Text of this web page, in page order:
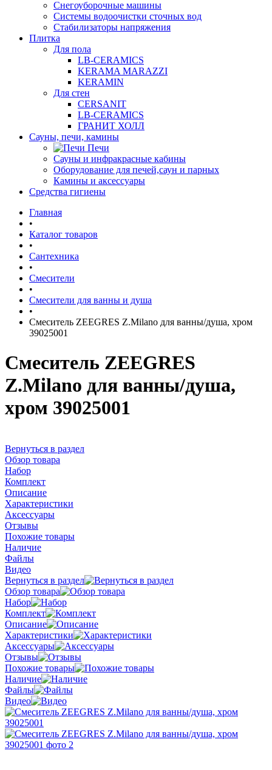
Снегоуборочные машины
Системы водоочистки сточных вод
Стабилизаторы напряжения
Плитка
Для пола
LB-CERAMICS
KERAMA MARAZZI
KERAMIN
Для стен
CERSANIT
LB-CERAMICS
ГРАНИТ ХОЛЛ
Сауны, печи, камины
Печи
Сауны и инфракрасные кабины
Оборудование для печей,саун и парных
Камины и аксессуары
Средства гигиены
Главная
•
Каталог товаров
•
Сантехника
•
Смесители
•
Смесители для ванны и душа
•
Смеситель ZEEGRES Z.Milano для ванны/душа, хром
39025001
Смеситель ZEEGRES
Z.Milano для ванны/душа,
хром 39025001
Вернуться в раздел
Обзор товара
Набор
Комплект
Описание
Характеристики
Аксессуары
Отзывы
Похожие товары
Наличие
Файлы
Видео
Вернуться в раздел
Обзор товара
Набор
Комплект
Описание
Характеристики
Аксессуары
Отзывы
Похожие товары
Наличие
Файлы
Видео